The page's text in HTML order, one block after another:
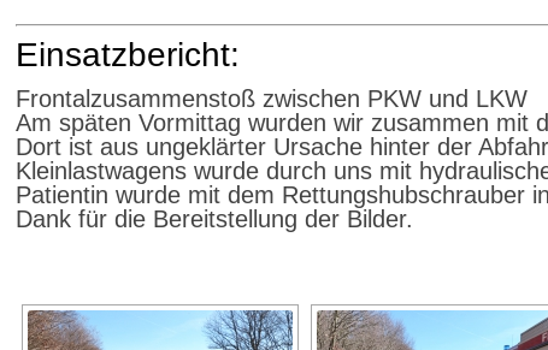
Einsatzbericht:
Frontalzusammenstoß zwischen PKW und LKW
Am späten Vormittag wurden wir zusammen mit
Dort ist aus ungeklärter Ursache hinter der
Kleinlastwagens wurde durch uns mit
Patientin wurde mit dem Rettungshubschrauber
Dank für die Bereitstellung der Bilder.